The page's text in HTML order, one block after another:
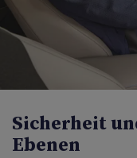
Sicherheit
Ebenen